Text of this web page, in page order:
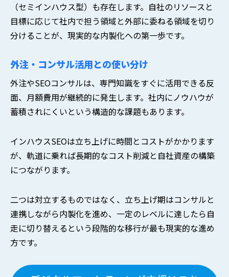
（セミインハウス型）も存在します。自社のリソースと
目標に応じて社内で担う領域と外部に委ねる領域を切り
分けることが、現実的な内製化への第一歩です。
外注・コンサル活用との使い分け
外注やSEOコンサルは、専門知識をすぐに活用できる反
面、月額費用が継続的に発生します。社内にノウハウが
蓄積されにくいという構造的な課題もあります。
インハウスSEOは立ち上げに時間とコストがかかります
が、軌道に乗れば長期的なコスト削減と自社資産の構築
につながります。
二つは対立するものではなく、立ち上げ期はコンサルと
連携しながら内製化を進め、一定のレベルに達したら自
走に切り替えるという段階的な移行が最も現実的な進め
方です。